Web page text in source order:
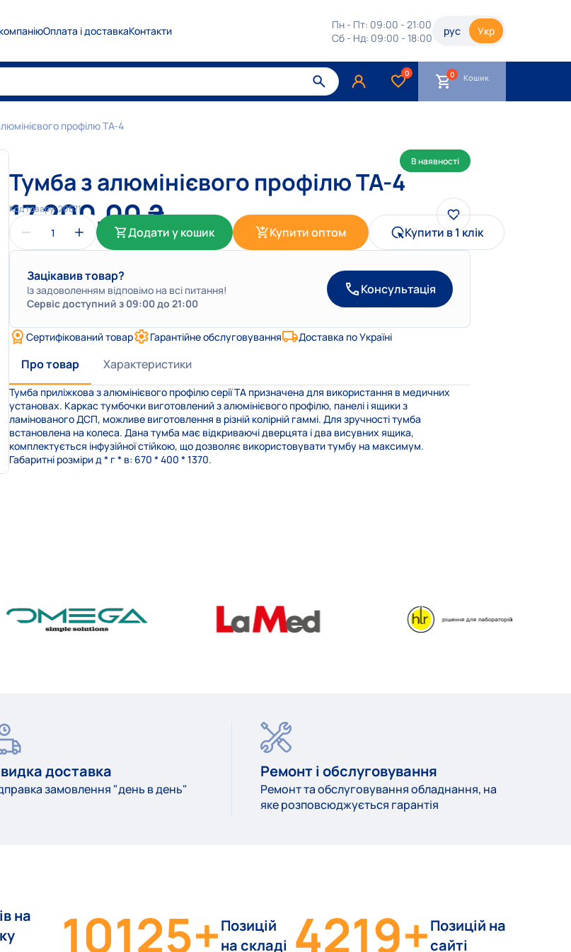
Оплата і доставкаКонтакти
067 Показати номер
info@medplanet.com.ua
Пн - Пт: 09:00 - 21:00
Сб - Нд: 09:00 - 18:00
рус Укр
0 Кошик
профілю ТА-4
В наявності
Тумба з алюмінієвого профілю ТА-4
17 200,00₴
Код товару:20671
Додати у кошик Купити оптом Купити в 1 клік
Зацікавив товар?
Із задоволенням відповімо на всі питання!
Сервіс доступний з 09:00 до 21:00
Консультація
Сертифікований товар Гарантійне обслуговування Доставка по Україні
Про товар Характеристики
Тумба приліжкова з алюмінієвого профілю серії ТА призначена для використання в медичних
установах. Каркас тумбочки виготовлений з алюмінієвого профілю, панелі і ящики з
ламінованого ДСП, можливе виготовлення в різній колірній гаммі. Для зручності тумба
встановлена на колеса. Дана тумба має відкриваючі дверцята і два висувних ящика,
комплектується інфузійної стійкою, що дозволяє використовувати тумбу на максимум.
Габаритні розміри д * г * в: 670 * 400 * 1370.
доставка
замовлення "день в день"
Ремонт і обслуговування
Ремонт та обслуговування обладнання, на
яке розповсюджується гарантія
на
10125+Позицій
на складі 4219+Позицій на
сайті